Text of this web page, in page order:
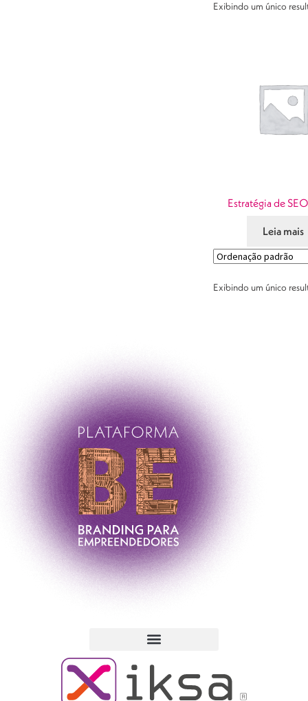
Exibindo um único
Estratégia de
Leia mais
Exibindo um único